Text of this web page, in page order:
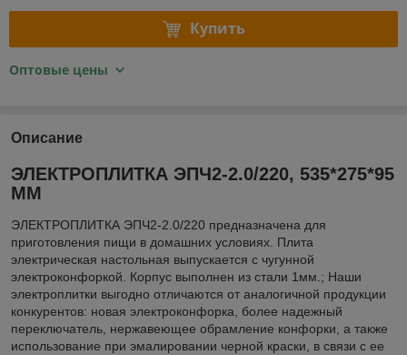
Купить
Оптовые цены
Описание
ЭЛЕКТРОПЛИТКА ЭПЧ2-2.0/220, 535*275*95
ММ
ЭЛЕКТРОПЛИТКА ЭПЧ2-2.0/220 предназначена для
приготовления пищи в домашних условиях. Плита
электрическая настольная выпускается с чугунной
электроконфоркой. Корпус выполнен из стали 1мм.; Наши
электроплитки выгодно отличаются от аналогичной продукции
конкурентов: новая электроконфорка, более надежный
переключатель, нержавеющее обрамление конфорки, а также
использование при эмалировании черной краски, в связи с ее